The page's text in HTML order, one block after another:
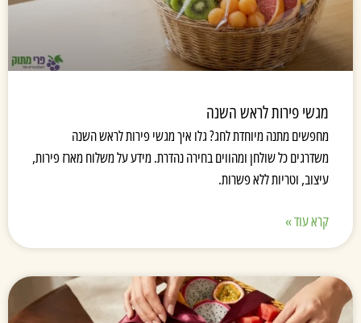
מגשי פירות לראש השנה
מחפשים מתנה מיוחדת לחג? גלו איך מגשי פירות לראש השנה
משדרגים כל שולחן ומהווים בחירה נהדרת. מידע על משלוח מארז פירות,
עיצוב, וטריות ללא פשרות.
קרא עוד »